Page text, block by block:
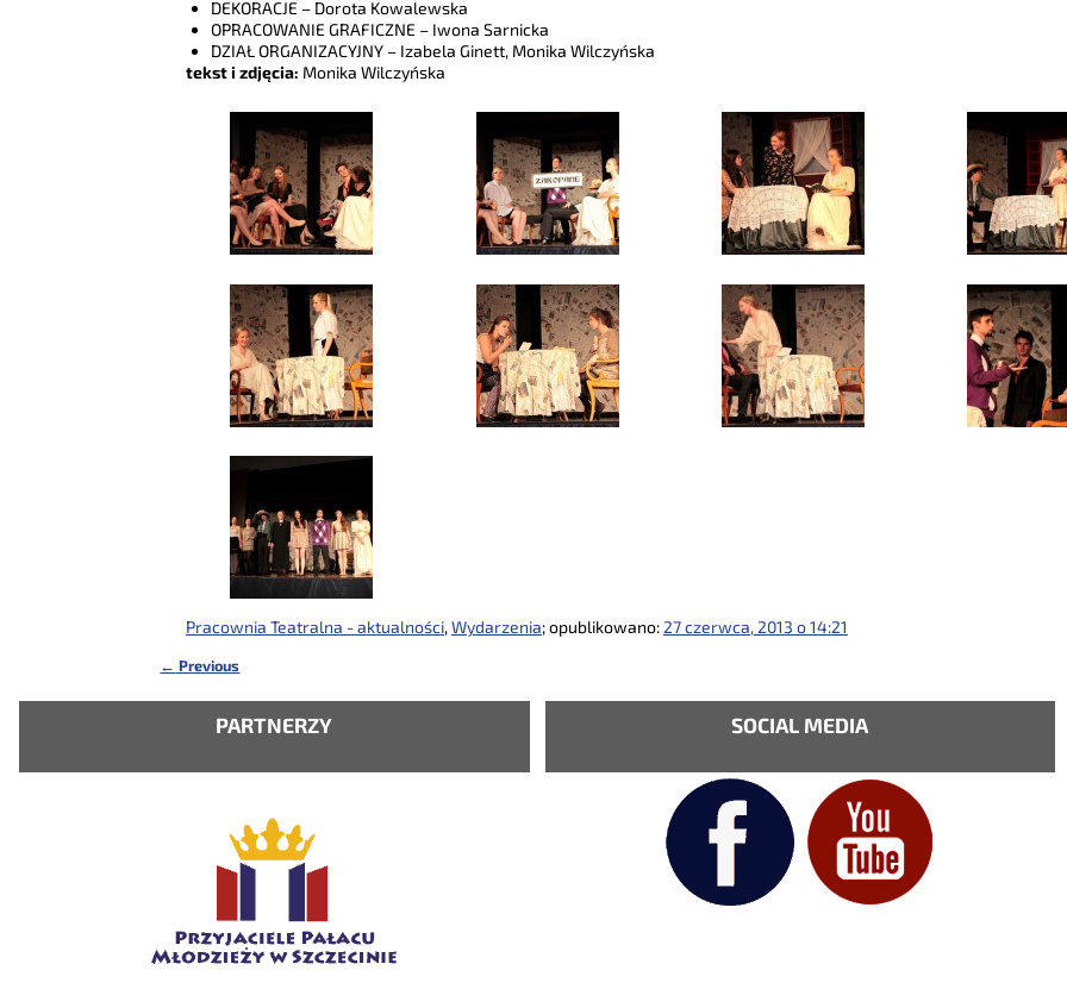
DEKORACJE – Dorota Kowalewska
OPRACOWANIE GRAFICZNE – Iwona Sarnicka
DZIAŁ ORGANIZACYJNY – Izabela Ginett, Monika Wilczyńska
tekst i zdjęcia: Monika Wilczyńska
Pracownia Teatralna - aktualności,Wydarzenia; opublikowano: 27 czerwca, 2013 o 14:21
← Previous
PARTNERZY SOCIAL MEDIA